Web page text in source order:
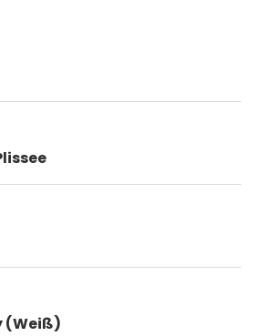
(Weiß)